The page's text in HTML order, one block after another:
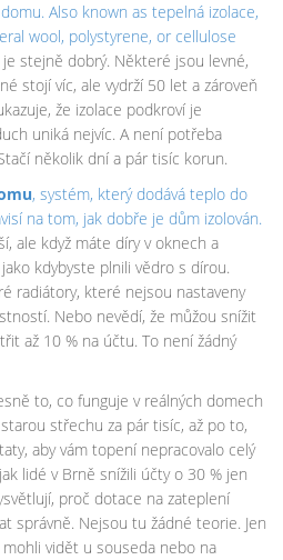
. Also known as tepelná izolace,
wool, polystyrene, or cellulose
stejně dobrý. Některé jsou levné,
stojí víc, ale vydrží 50 let a zároveň
že izolace podkroví je
uniká nejvíc. A není potřeba
několik dní a pár tisíc korun.
, systém, který dodává teplo do
na tom, jak dobře je dům izolován.
ale když máte díry v oknech a
kdybyste plnili vědro s dírou.
radiátory, které nejsou nastaveny
Nebo nevědí, že můžou snížit
až 10 % na účtu. To není žádný
to, co funguje v reálných domech
střechu za pár tisíc, až po to,
aby vám topení nepracovalo celý
lidé v Brně snížili účty o 30 % jen
proč dotace na zateplení
správně. Nejsou tu žádné teorie. Jen
vidět u souseda nebo na